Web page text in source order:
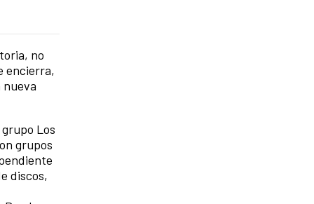
no
encierra,
nueva
Los
grupos
discos,